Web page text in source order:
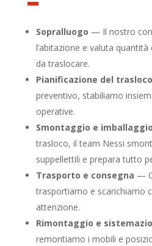
Sopralluogo — Il nostro
l’abitazione e valuta
da traslocare.
Pianificazione del trasloco
preventivo, stabiliamo
operative.
Smontaggio e imballaggio
trasloco, il team Nessi
suppellettili e prepara tutto
Trasporto e consegna —
trasportiamo e scarichiamo
attenzione.
Rimontaggio e
remontiamo i mobili e